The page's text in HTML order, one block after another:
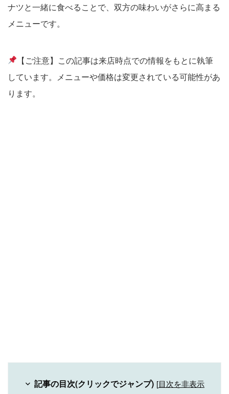
ナツと一緒に食べることで、双方の味わいがさらに高まる
メニューです。
【ご注意】この記事は来店時点での情報をもとに執筆
しています。メニューや価格は変更されている可能性があ
ります。
記事の目次(クリックでジャンプ) [目次を非表示